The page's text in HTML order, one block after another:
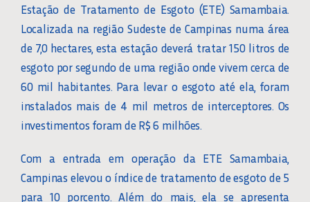
Estação de Tratamento de Esgoto (ETE) Samambaia.
Localizada na região Sudeste de Campinas numa área
de 7,0 hectares, esta estação deverá tratar 150 litros de
esgoto por segundo de uma região onde vivem cerca de
60 mil habitantes. Para levar o esgoto até ela, foram
instalados mais de 4 mil metros de interceptores. Os
investimentos foram de R$ 6 milhões.
Com a entrada em operação da ETE Samambaia,
Campinas elevou o índice de tratamento de esgoto de 5
para 10 porcento. Além do mais, ela se apresenta